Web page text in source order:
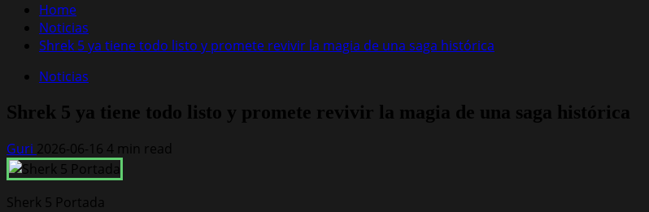
Home
Noticias
Shrek 5 ya tiene todo listo y promete revivir la magia de una saga histórica
Noticias
Shrek 5 ya tiene todo listo y promete revivir la magia de una saga histórica
Guri 2026-06-16 4 min read
Sherk 5 Portada